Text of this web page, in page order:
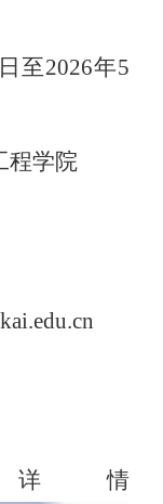
日至2026年5
程学院
情